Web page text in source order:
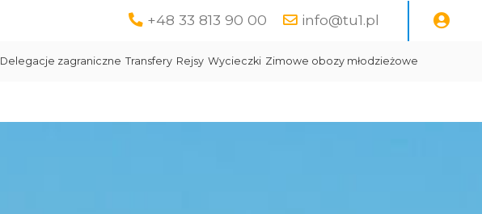
+48 33 813 90 00 info@tu1.pl
Delegacje zagraniczne Transfery Rejsy Wycieczki Zimowe obozy młodzieżowe